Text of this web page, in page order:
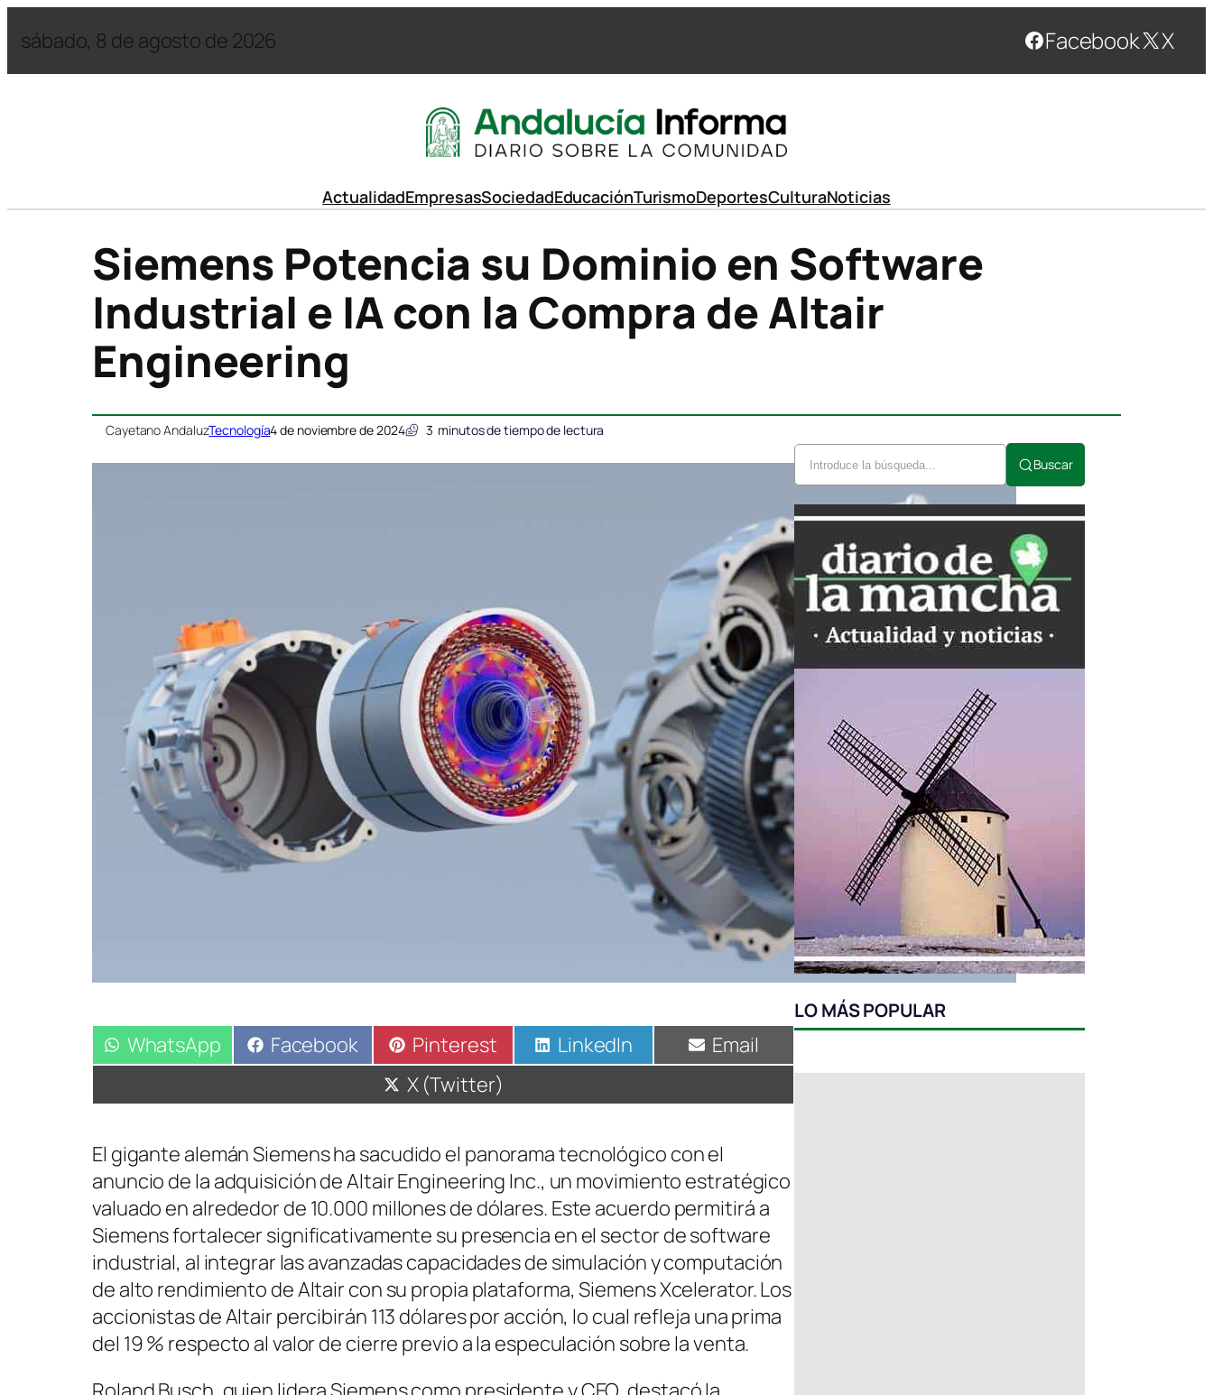
sábado, 8 de agosto de 2026 Facebook X
ActualidadEmpresasSociedadEducaciónTurismoDeportesCulturaNoticias
Siemens Potencia su Dominio en Software
Industrial e IA con la Compra de Altair
Engineering
Cayetano AndaluzTecnología4 de noviembre de 2024 3 minutos de tiempo de lectura
Compartir
en
WhatsApp Compartir
en
Facebook Compartir
en
Pinterest Compartir
en
LinkedIn Compartir
en
Email
Compartir
en
X (Twitter)
El gigante alemán Siemens ha sacudido el panorama tecnológico con el
anuncio de la adquisición de Altair Engineering Inc., un movimiento estratégico
valuado en alrededor de 10.000 millones de dólares. Este acuerdo permitirá a
Siemens fortalecer significativamente su presencia en el sector de software
industrial, al integrar las avanzadas capacidades de simulación y computación
de alto rendimiento de Altair con su propia plataforma, Siemens Xcelerator. Los
accionistas de Altair percibirán 113 dólares por acción, lo cual refleja una prima
del 19 % respecto al valor de cierre previo a la especulación sobre la venta.
Buscar
LO MÁS POPULAR